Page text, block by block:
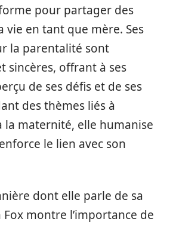
pour partager des
vie en tant que mère. Ses
la parentalité sont
sincères, offrant à ses
de ses défis et de ses
des thèmes liés à
la maternité, elle humanise
le lien avec son
dont elle parle de sa
montre l’importance de